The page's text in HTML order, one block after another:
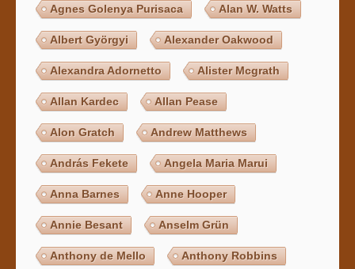
Agnes Golenya Purisaca Alan W. Watts
Albert Györgyi Alexander Oakwood
Alexandra Adornetto Alister Mcgrath
Allan Kardec Allan Pease
Alon Gratch Andrew Matthews
András Fekete Angela Maria Marui
Anna Barnes Anne Hooper
Annie Besant Anselm Grün
Anthony de Mello Anthony Robbins